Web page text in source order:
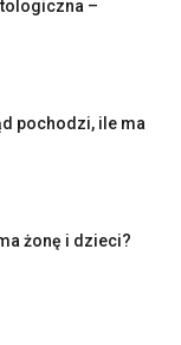
–
pochodzi, ile ma
żonę i dzieci?